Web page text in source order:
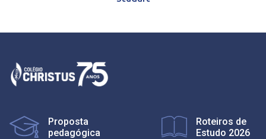
Proposta
pedagógica
Roteiros de
Estudo 2026